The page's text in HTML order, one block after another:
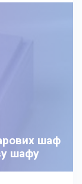
шаф
шафу